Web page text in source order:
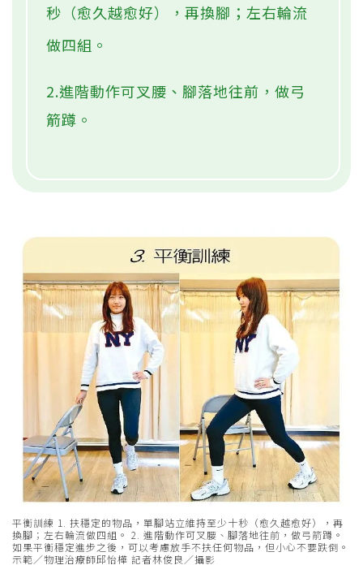
秒（愈久越愈好），再換腳；左右輪流
做四組。
2.進階動作可叉腰、腳落地往前，做弓
箭蹲。
平衡訓練 1. 扶穩定的物品，單腳站立維持至少十秒（愈久越愈好），再
換腳；左右輪流做四組。 2. 進階動作可叉腰、腳落地往前，做弓箭蹲。
如果平衡穩定進步之後，可以考慮放手不扶任何物品，但小心不要跌倒。
示範／物理治療師邱怡樺 記者林俊良／攝影